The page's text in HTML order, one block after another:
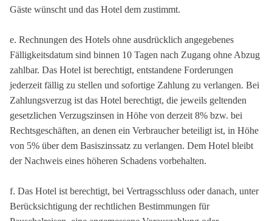
Gäste wünscht und das Hotel dem zustimmt.
e. Rechnungen des Hotels ohne ausdrücklich angegebenes
Fälligkeitsdatum sind binnen 10 Tagen nach Zugang ohne Abzug
zahlbar. Das Hotel ist berechtigt, entstandene Forderungen
jederzeit fällig zu stellen und sofortige Zahlung zu verlangen. Bei
Zahlungsverzug ist das Hotel berechtigt, die jeweils geltenden
gesetzlichen Verzugszinsen in Höhe von derzeit 8% bzw. bei
Rechtsgeschäften, an denen ein Verbraucher beteiligt ist, in Höhe
von 5% über dem Basiszinssatz zu verlangen. Dem Hotel bleibt
der Nachweis eines höheren Schadens vorbehalten.
f. Das Hotel ist berechtigt, bei Vertragsschluss oder danach, unter
Berücksichtigung der rechtlichen Bestimmungen für